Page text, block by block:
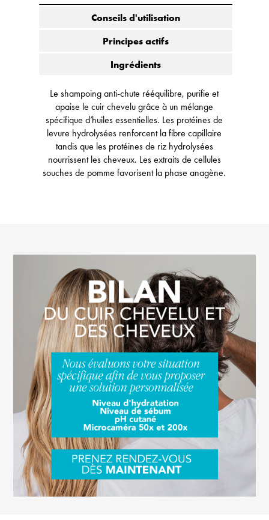
Conseils d'utilisation
Principes actifs
Ingrédients
Le shampoing anti-chute rééquilibre, purifie et
apaise le cuir chevelu grâce à un mélange
spécifique d’huiles essentielles. Les protéines de
levure hydrolysées renforcent la fibre capillaire
tandis que les protéines de riz hydrolysées
nourrissent les cheveux. Les extraits de cellules
souches de pomme favorisent la phase anagène.